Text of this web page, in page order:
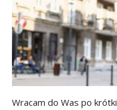
Wracam do Was po